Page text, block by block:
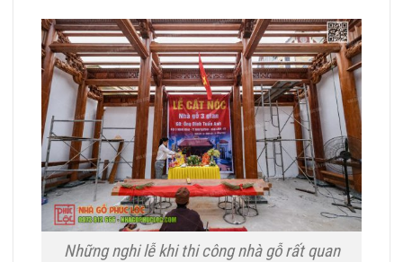
Những nghi lễ khi thi công nhà gỗ rất quan